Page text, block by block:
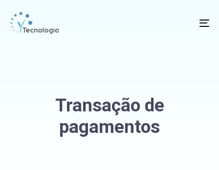
Transação de
pagamentos